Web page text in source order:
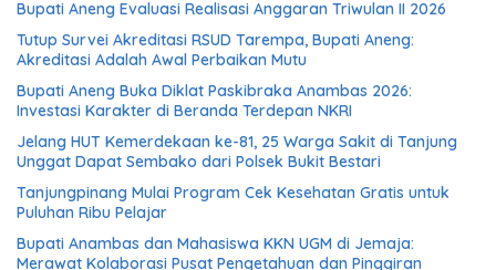
Bupati Aneng Evaluasi Realisasi Anggaran Triwulan II 2026
Tutup Survei Akreditasi RSUD Tarempa, Bupati Aneng:
Akreditasi Adalah Awal Perbaikan Mutu
Bupati Aneng Buka Diklat Paskibraka Anambas 2026:
Investasi Karakter di Beranda Terdepan NKRI
Jelang HUT Kemerdekaan ke-81, 25 Warga Sakit di Tanjung
Unggat Dapat Sembako dari Polsek Bukit Bestari
Tanjungpinang Mulai Program Cek Kesehatan Gratis untuk
Puluhan Ribu Pelajar
Bupati Anambas dan Mahasiswa KKN UGM di Jemaja:
Merawat Kolaborasi Pusat Pengetahuan dan Pinggiran